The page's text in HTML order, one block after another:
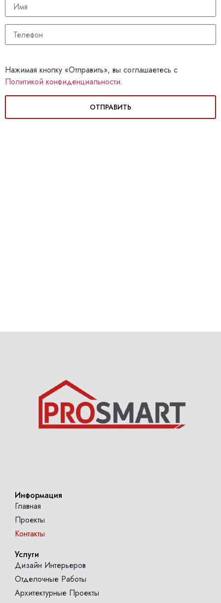
Нажимая кнопку «Отправить», вы соглашаетесь с
Политикой конфиденциальности.
Информация
Главная
Проекты
Контакты
Услуги
Дизайн Интерьеров
Отделочные Работы
Архитектурные Проекты